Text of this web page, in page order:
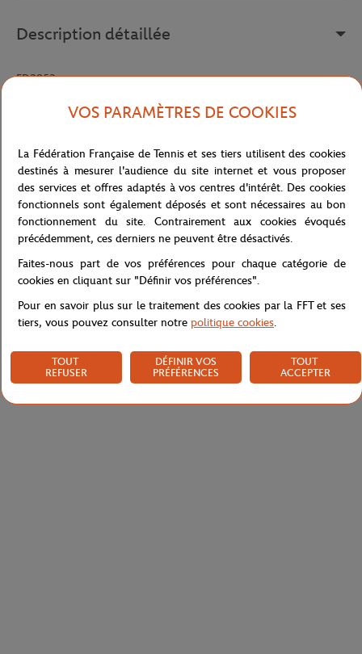
Description détaillée
FD2853
Référence : FD2853-675
Caractéristiques
Livraison et retours
VOS PARAMÈTRES DE COOKIES
La Fédération Française de Tennis et ses tiers utilisent des cookies
destinés à mesurer l'audience du site internet et vous proposer
des services et offres adaptés à vos centres d'intérêt. Des cookies
fonctionnels sont également déposés et sont nécessaires au bon
fonctionnement du site. Contrairement aux cookies évoqués
précédemment, ces derniers ne peuvent être désactivés.
Faites-nous part de vos préférences pour chaque catégorie de
cookies en cliquant sur "Définir vos préférences".
Pour en savoir plus sur le traitement des cookies par la FFT et ses
tiers, vous pouvez consulter notre politique cookies.
TOUT
REFUSER
DÉFINIR VOS
PRÉFÉRENCES
TOUT
ACCEPTER